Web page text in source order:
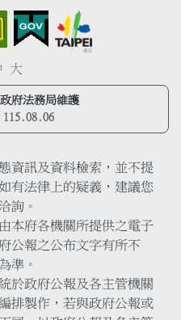
大
府法務局維護
115.08.06
資訊及資料檢索，並不提
有法律上的疑義，建議您
詢。
本府各機關所提供之電子
公報之公布文字有所不
準。
於政府公報及各主管機關
排製作，若與政府公報或